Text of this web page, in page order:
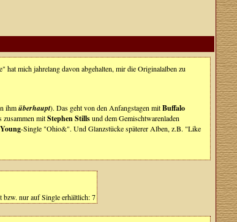
mich jahrelang davon abgehalten, mir die Originalalben zu
ihmüberhaupt). Das geht von den Anfangstagen mitBuffalo
zusammen mitStephen Stillsund dem Gemischtwarenladen
-Single "Ohio&". Und Glanzstücke späterer Alben, z.B. "Like
bzw. nur auf Single erhältlich: 7